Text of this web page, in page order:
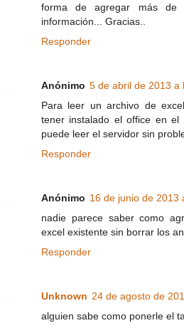
forma de agregar más
información... Gracias..
Responder
Anónimo 5 de abril de 2013 a
Para leer un archivo de
tener instalado el office en
puede leer el servidor sin
Responder
Anónimo 16 de junio de 2013
nadie parece saber como
excel existente sin borrar los
Responder
Unknown 24 de agosto de
alguien sabe como ponerle el